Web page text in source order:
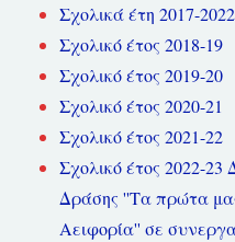
Σχολικά έτη 2017-2022
Σχολικό έτος 2018-19
Σχολικό έτος 2019-20
Σχολικό έτος 2020-21
Σχολικό έτος 2021-22
Σχολικό έτος 2022-23
Δράσης ''Τα πρώτα
Αειφορία'' σε